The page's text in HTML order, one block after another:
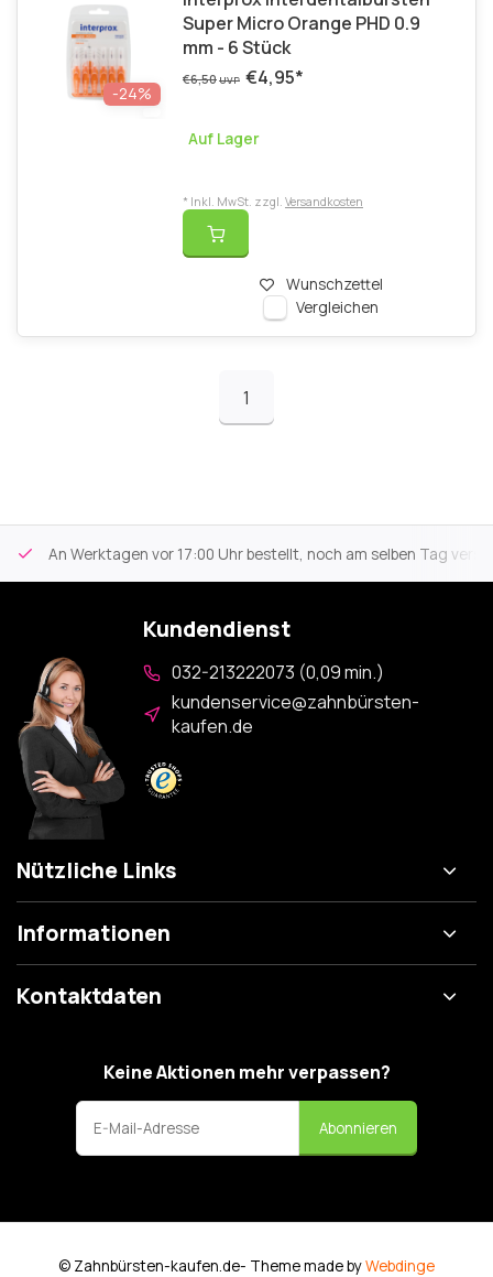
-24%
Super Micro Orange PHD 0.9
mm - 6 Stück
€6,50UVP €4,95*
Auf Lager
Wunschzettel
Vergleichen
* Inkl. MwSt. zzgl. Versandkosten
1
An Werktagen vor 17:00 Uhr bestellt, noch am selben Tag
Kundendienst
032-213222073 (0,09 min.)
kundenservice@zahnbürsten-
kaufen.de
Nützliche Links
Informationen
Kontaktdaten
Keine Aktionen mehr verpassen?
Abonnieren
© Zahnbürsten-kaufen.de- Theme made byWebdinge